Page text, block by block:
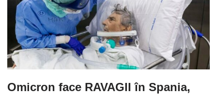
Omicron face RAVAGII în Spania,